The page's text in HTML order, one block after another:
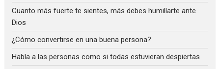
Cuanto más fuerte te sientes, más debes humillarte ante
Dios
¿Cómo convertirse en una buena persona?
Habla a las personas como si todas estuvieran despiertas